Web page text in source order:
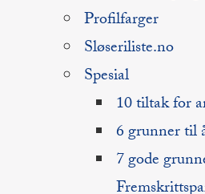
Profilfarger
Sløseriliste.no
Spesial
10 tiltak for
6 grunner til
7 gode